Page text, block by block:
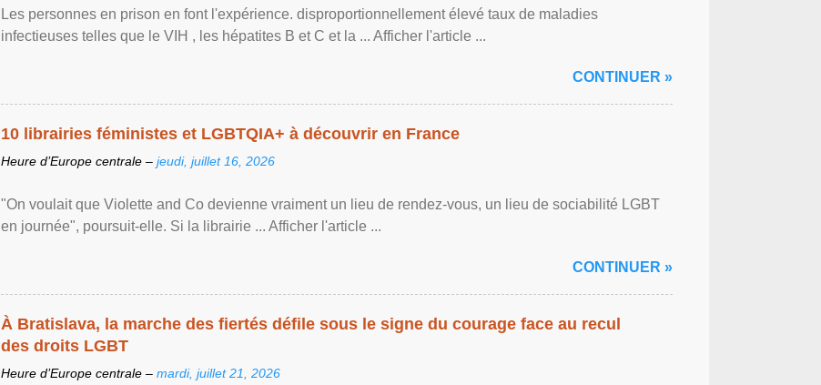
Les personnes en prison en font l'expérience. disproportionnellement élevé taux de maladies
infectieuses telles que le VIH , les hépatites B et C et la ... Afficher l'article ...
CONTINUER »
10 librairies féministes et LGBTQIA+ à découvrir en France
Heure d’Europe centrale – jeudi, juillet 16, 2026
"On voulait que Violette and Co devienne vraiment un lieu de rendez-vous, un lieu de sociabilité LGBT
en journée", poursuit-elle. Si la librairie ... Afficher l'article ...
CONTINUER »
À Bratislava, la marche des fiertés défile sous le signe du courage face au recul
des droits LGBT
Heure d’Europe centrale – mardi, juillet 21, 2026